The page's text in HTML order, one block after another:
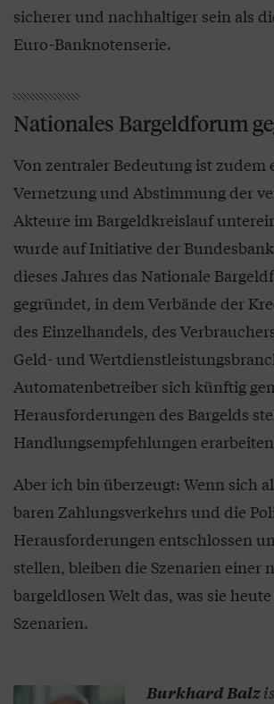
sicherer und nachhaltiger sein als
Euro-Banknotenserie.
Nationales Bargeldforum
Von zentraler Bedeutung ist zudem
Vernetzung und Abstimmung der
Akteure im Bargeldkreislauf
wurde auf Initiative der
dieses Jahres das Nationale
gegründet, in dem Verbände der
des Einzelhandels, des
Geld- und
Automatenbetreiber sich künftig
Herausforderungen des Bargelds
Handlungsempfehlungen
Aber ich bin überzeugt: Wenn sich
baren Zahlungsverkehrs und die
Herausforderungen entschlossen
stellen, bleiben die Szenarien einer
bargeldlosen Welt das, was sie
Szenarien.
Burkhard Balz